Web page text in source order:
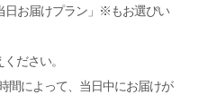
日お届けプラン」※もお選びい
ださい。
間によって、当日中にお届けが